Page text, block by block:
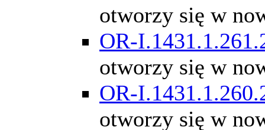
otworzy się w
OR-
otworzy się w
OR-
otworzy się w